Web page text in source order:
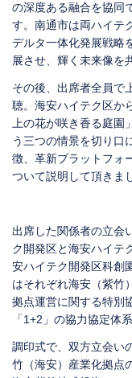
の深度ある融合を協同
す。南通市は両ハイテ
デルタ一体化発展戦略
展させ、輝く未来像を
その後、出席者全員で
聴。海安ハイテク区か
上の花が咲き香る庭
う三つの情景を切り口
徴、革新プラットフォ
ついて説明して頂きま
出席した関係者の立会
ク開発区と海安ハイテ
安ハイテク開発区科創
はそれぞれ海安（紫竹
拠点運営に関する特別
「1+2」の協力協定体
調印式で、双方立会い
竹（海安）産業化拠点